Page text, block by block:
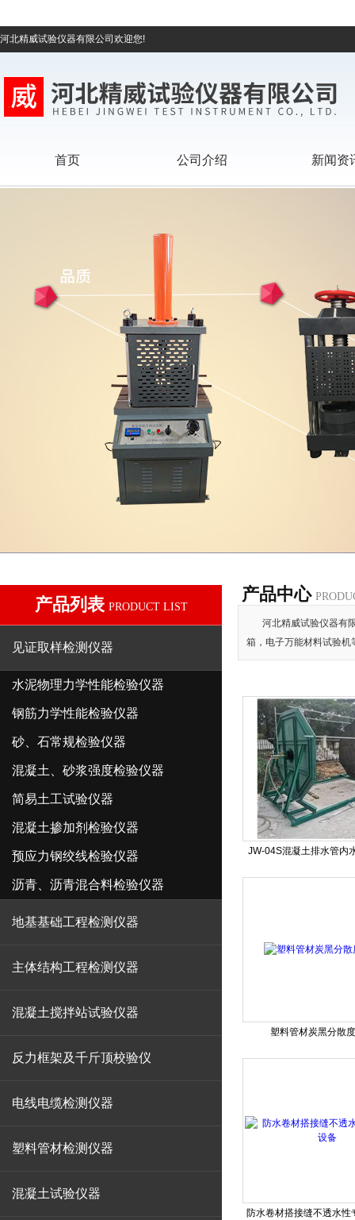
河北精威试验仪器有限公司欢迎您!
首页 公司介绍 新闻资
产品列表 PRODUCT LIST
见证取样检测仪器
水泥物理力学性能检验仪器
钢筋力学性能检验仪器
砂、石常规检验仪器
混凝土、砂浆强度检验仪器
简易土工试验仪器
混凝土掺加剂检验仪器
预应力钢绞线检验仪器
沥青、沥青混合料检验仪器
地基基础工程检测仪器
主体结构工程检测仪器
混凝土搅拌站试验仪器
反力框架及千斤顶校验仪
电线电缆检测仪器
塑料管材检测仪器
混凝土试验仪器
产品中心
河北精威试验仪器有
箱，电子万能材料试验机
JW-04S混凝土排水管内
塑料管材炭黑分散
防水卷材搭接缝不透水性